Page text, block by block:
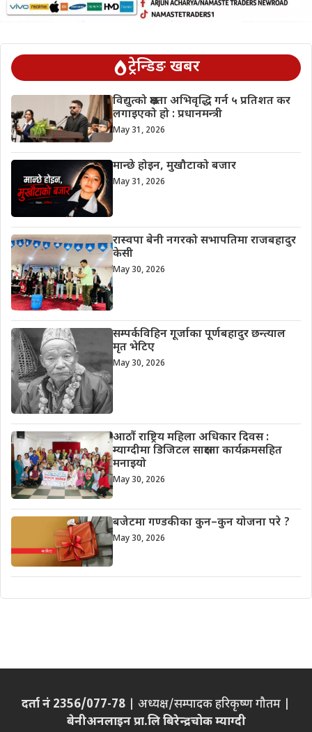
ट्रेन्डिङ खबर
विद्युत्को क्षमता अभिवृद्धि गर्न ५ प्रतिशत कर
लगाइएको हो : प्रधानमन्त्री
May 31, 2026
मान्छे होइन, मुखौटाको बजार
May 31, 2026
रास्वपा बेनी नगरको सभापतिमा राजबहादुर
केसी
May 30, 2026
सम्पर्कविहिन गूर्जाका पूर्णबहादुर छन्त्याल
मृत भेटिए
May 30, 2026
आठौं राष्ट्रिय महिला अधिकार दिवस :
म्याग्दीमा डिजिटल साक्षरता कार्यक्रमसहित
मनाइयो
May 30, 2026
बजेटमा गण्डकीका कुन–कुन योजना परे ?
May 30, 2026
दर्ता नं 2356/077-78 | अध्यक्ष/सम्पादक हरिकृष्ण गौतम |
बेनीअनलाइन प्रा.लि बिरेन्द्रचोक म्याग्दी